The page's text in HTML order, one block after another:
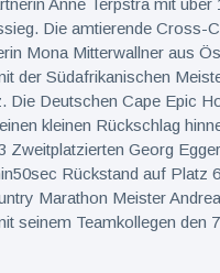
Anne Terpstra mit über
Die amtierende Cross-
Mona Mitterwallner aus
der Südafrikanischen
Die Deutschen Cape Epic
kleinen Rückschlag
Zweitplatzierten Georg
Rückstand auf Platz
Marathon Meister
seinem Teamkollegen den